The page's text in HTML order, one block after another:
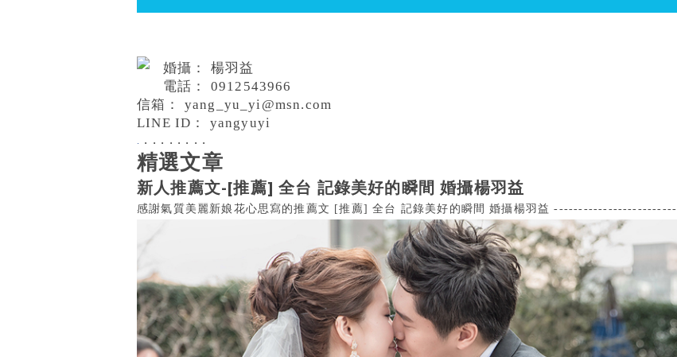
婚攝： 楊羽益
電話： 0912543966
信箱： yang_yu_yi@msn.com
LINE ID： yangyuyi
. . . . . . . .
精選文章
新人推薦文-[推薦] 全台 記錄美好的瞬間 婚攝楊羽益
感謝氣質美麗新娘花心思寫的推薦文 [推薦] 全台 記錄美好的瞬間 婚攝楊羽益